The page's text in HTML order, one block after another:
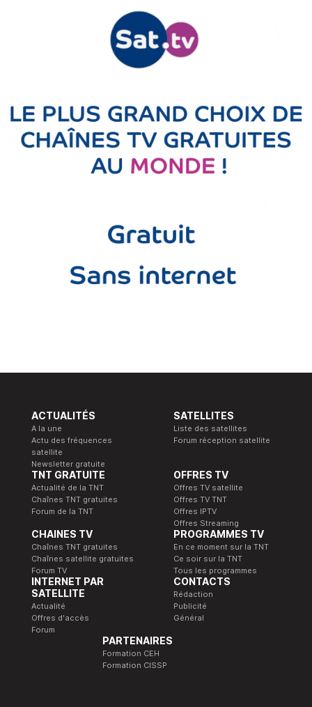
ACTUALITÉS
A la une
Actu des fréquences
satellite
Newsletter gratuite
SATELLITES
Liste des satellites
Forum réception satellite
TNT GRATUITE
Actualité de la TNT
Chaînes TNT gratuites
Forum de la TNT
OFFRES TV
Offres TV satellite
Offres TV TNT
Offres IPTV
Offres Streaming
CHAINES TV
Chaînes TNT gratuites
Chaînes satellite gratuites
Forum TV
PROGRAMMES TV
En ce moment sur la TNT
Ce soir sur la TNT
Tous les programmes
INTERNET PAR
SATELLITE
Actualité
Offres d'accès
Forum
CONTACTS
Rédaction
Publicité
Général
PARTENAIRES
Formation CEH
Formation CISSP